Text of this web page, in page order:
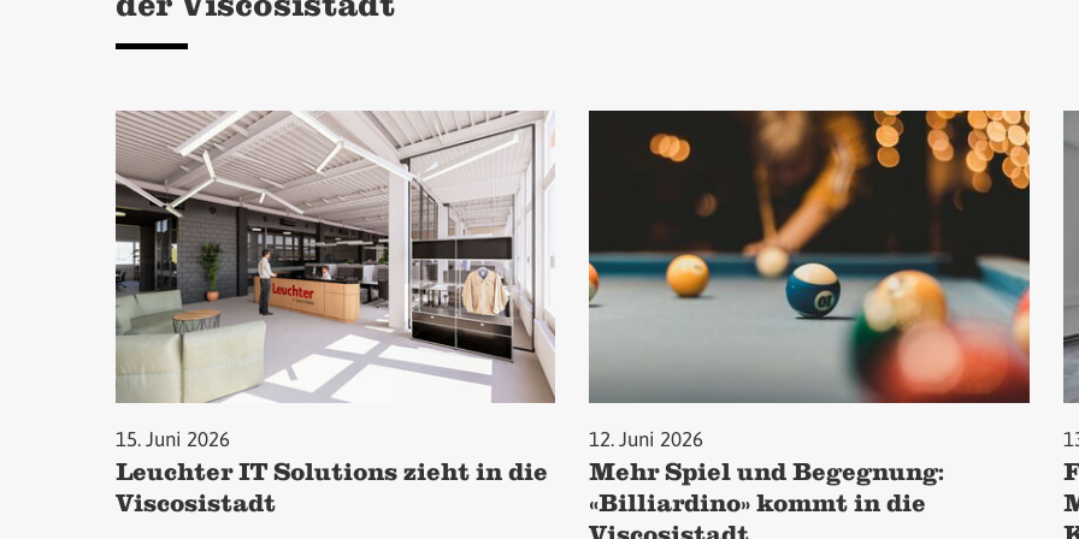
15. Juni 2026
Leuchter IT Solutions zieht in die
Viscosistadt
12. Juni 2026
Mehr Spiel und Begegnung:
«Billiardino» kommt in die